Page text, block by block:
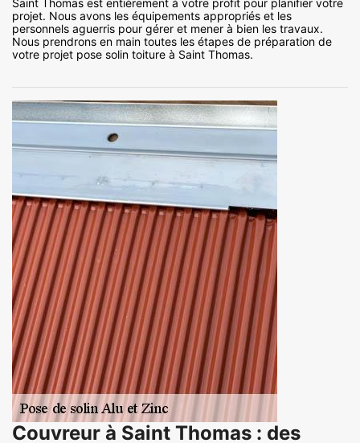
Saint Thomas est entièrement à votre profit pour planifier votre
projet. Nous avons les équipements appropriés et les
personnels aguerris pour gérer et mener à bien les travaux.
Nous prendrons en main toutes les étapes de préparation de
votre projet pose solin toiture à Saint Thomas.
Couvreur à Saint Thomas : des